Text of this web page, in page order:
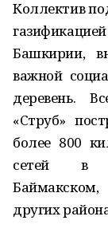
Коллектив
Башкирии,
важной
деревень.
«Струб»
более 800
сетей в
других